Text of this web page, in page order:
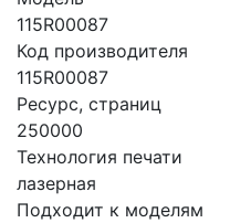
115R00087
Код производителя
115R00087
Ресурс, страниц
250000
Технология печати
лазерная
Подходит к моделям